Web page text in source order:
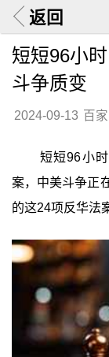
返回
短短96小
斗争质变
2024-09-13 百
短短96小
案，中美斗争正
的这24项反华法